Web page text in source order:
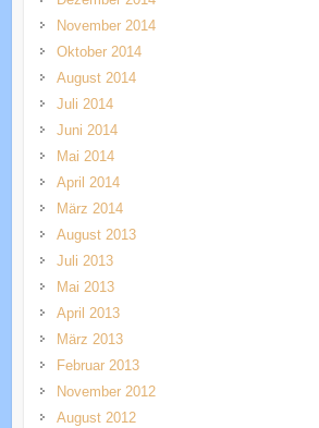
November 2014
Oktober 2014
August 2014
Juli 2014
Juni 2014
Mai 2014
April 2014
März 2014
August 2013
Juli 2013
Mai 2013
April 2013
März 2013
Februar 2013
November 2012
August 2012